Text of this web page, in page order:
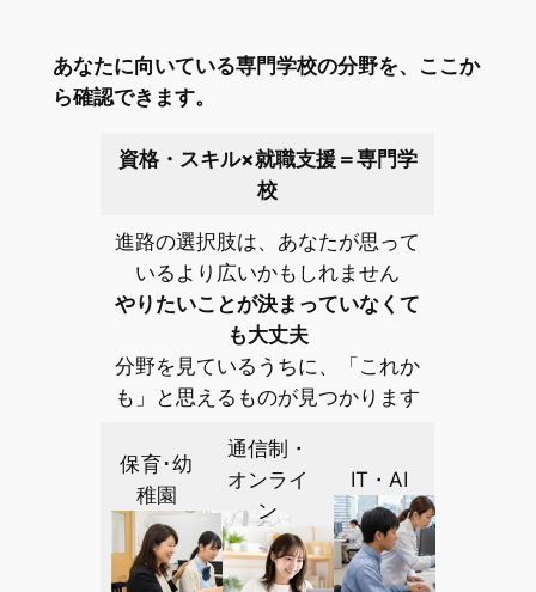
あなたに向いている専門学校の分野を、ここか
ら確認できます。
資格・スキル×就職支援＝専門学
校
進路の選択肢は、あなたが思って
いるより広いかもしれません
やりたいことが決まっていなくて
も大丈夫
分野を見ているうちに、「これか
も」と思えるものが見つかります
保育･幼
稚園
通信制・
オンライ
ン
IT・AI